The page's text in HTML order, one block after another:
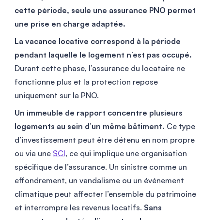
cette période, seule une assurance PNO permet
une prise en charge adaptée.
La vacance locative correspond à la période
pendant laquelle le logement n’est pas occupé.
Durant cette phase, l’assurance du locataire ne
fonctionne plus et la protection repose
uniquement sur la PNO.
Un immeuble de rapport concentre plusieurs
logements au sein d’un même bâtiment. Ce type
d’investissement peut être détenu en nom propre
ou via une SCI, ce qui implique une organisation
spécifique de l’assurance. Un sinistre comme un
effondrement, un vandalisme ou un événement
climatique peut affecter l’ensemble du patrimoine
et interrompre les revenus locatifs. Sans